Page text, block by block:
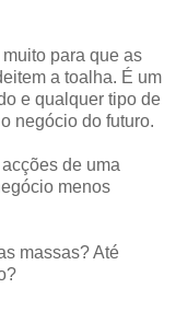
para que as
a toalha. É um
e qualquer tipo de
negócio do futuro.
de uma
menos
massas? Até